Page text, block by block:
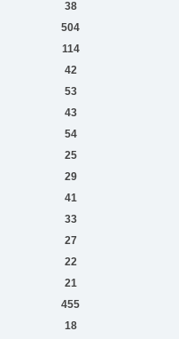
38
504
114
42
53
43
54
25
29
41
33
27
22
21
455
18